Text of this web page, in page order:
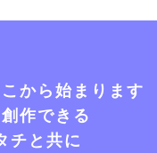
から始まります
作できる
チと共に